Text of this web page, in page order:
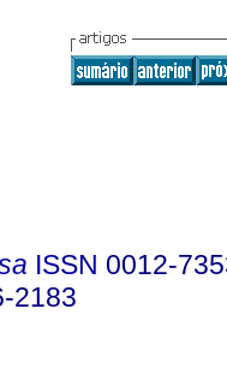
ISSN 0012-
2183